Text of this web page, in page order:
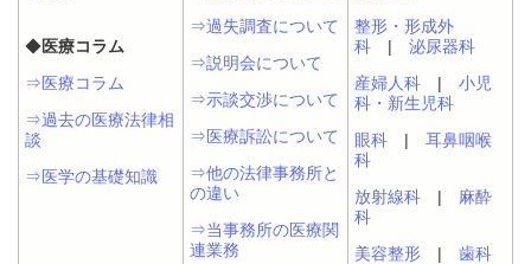
◆医療コラム
⇒医療コラム
⇒過去の医療法律相
談
⇒医学の基礎知識
⇒過失調査について
⇒説明会について
⇒示談交渉について
⇒医療訴訟について
⇒他の法律事務所と
の違い
⇒当事務所の医療関
連業務
整形・形成外
科 | 泌尿器科
産婦人科 | 小児
科・新生児科
眼科 | 耳鼻咽喉
科
放射線科 | 麻酔
科
美容整形 | 歯科